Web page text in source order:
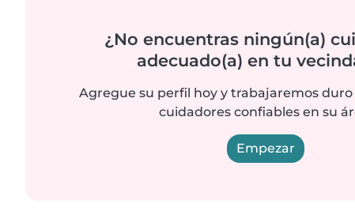
¿No encuentras ningún(a)
adecuado(a) en tu
Agregue su perfil hoy y trabajaremos
cuidadores confiables en su
Empezar